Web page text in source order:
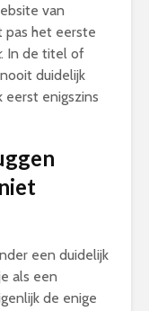
van
pas het eerste
. In de titel of
duidelijk
eerst enigszins
een duidelijk
als een
de enige